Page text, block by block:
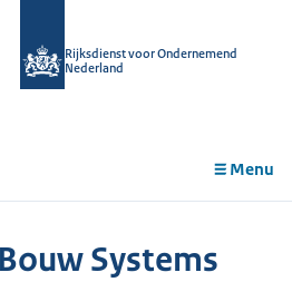
Rijksdienst voor Ondernemend
Nederland
Menu
Systems